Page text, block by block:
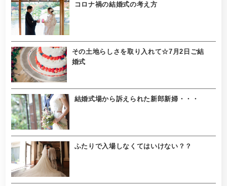
コロナ禍の結婚式の考え方
その土地らしさを取り入れて☆7月2日ご結
婚式
結婚式場から訴えられた新郎新婦・・・
ふたりで入場しなくてはいけない？？